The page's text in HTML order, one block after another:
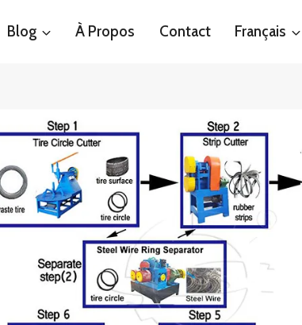
Blog À Propos Contact Français